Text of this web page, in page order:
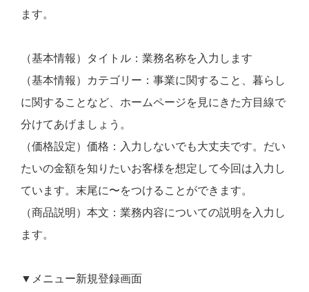
ます。
（基本情報）タイトル：業務名称を入力します
（基本情報）カテゴリー：事業に関すること、暮らし
に関することなど、ホームページを見にきた方目線で
分けてあげましょう。
（価格設定）価格：入力しないでも大丈夫です。だい
たいの金額を知りたいお客様を想定して今回は入力し
ています。末尾に〜をつけることができます。
（商品説明）本文：業務内容についての説明を入力し
ます。
▼メニュー新規登録画面